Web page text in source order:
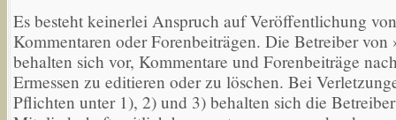
Es besteht keinerlei Anspruch auf Veröffentlichung
Kommentaren oder Forenbeiträgen. Die Betreiber von
behalten sich vor, Kommentare und Forenbeiträge
Ermessen zu editieren oder zu löschen. Bei
Pflichten unter 1), 2) und 3) behalten sich die